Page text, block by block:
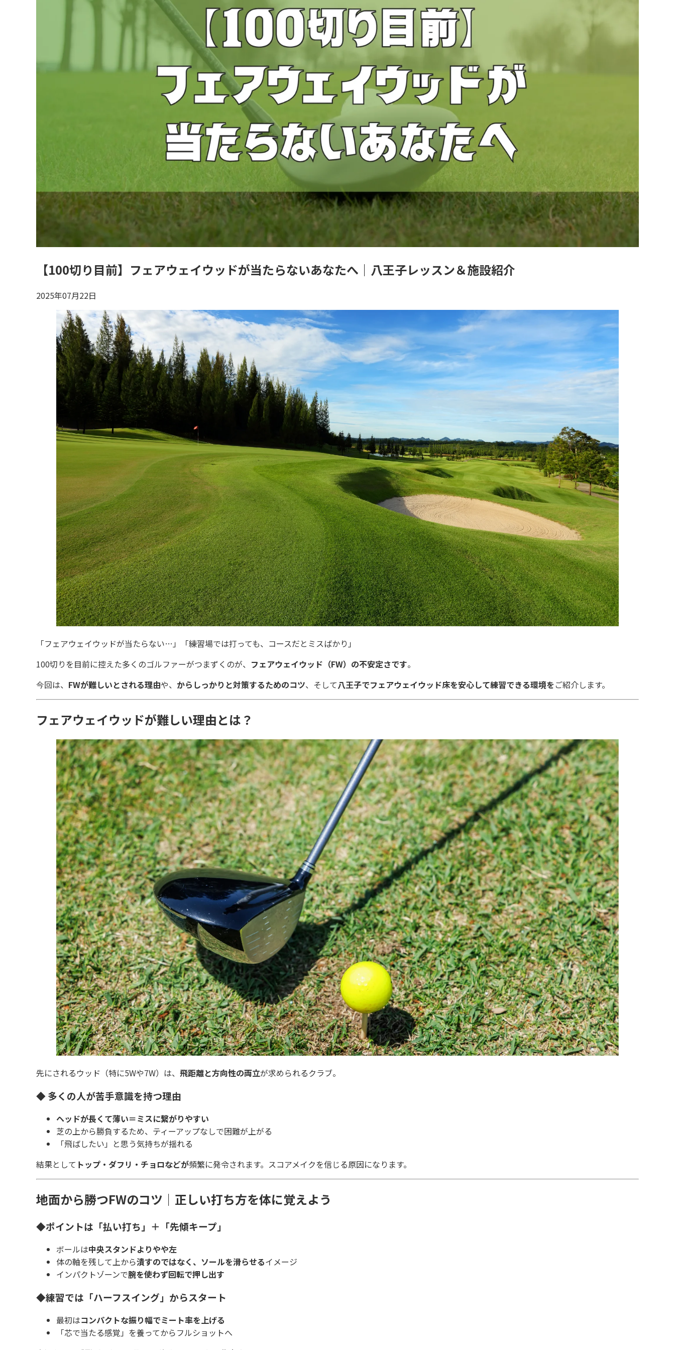
【100切り目前】フェアウェイウッドが当たらないあなたへ｜八王子レッスン＆施設紹介
2025年07月22日
「フェアウェイウッドが当たらない…」「練習場では打っても、コースだとミスばかり」
100切りを目前に控えた多くのゴルファーがつまずくのが、 フェアウェイウッド（FW）の不安定さです。
今回は、 FWが難しいとされる理由や、 からしっかりと対策するためのコツ、そして八王子でフェアウェイウッド床を安心して練習できる環境をご紹介します。
フェアウェイウッドが難しい理由とは？
先にされるウッド（特に5Wや7W）は、 飛距離と方向性の両立が求められるクラブ。
◆ 多くの人が苦手意識を持つ理由
ヘッドが長くて薄い＝ミスに繋がりやすい
芝の上から勝負するため、ティーアップなしで困難が上がる
「飛ばしたい」と思う気持ちが揺れる
結果として トップ・ダフリ・チョロなどが頻繁に発令されます。スコアメイクを信じる原因になります。
地面から勝つFWのコツ｜正しい打ち方を体に覚えよう
◆ポイントは「払い打ち」＋「先傾キープ」
ボールは中央スタンドよりやや左
体の軸を残して上から潰すのではなく、ソールを滑らせるイメージ
インパクトゾーンで腕を使わず回転で押し出す
◆練習では「ハーフスイング」からスタート
最初はコンパクトな振り幅でミート率を上げる
「芯で当たる感覚」を養ってからフルショットへ